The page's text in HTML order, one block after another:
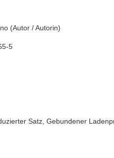
(Autor / Autorin)
5
Satz Gebundener